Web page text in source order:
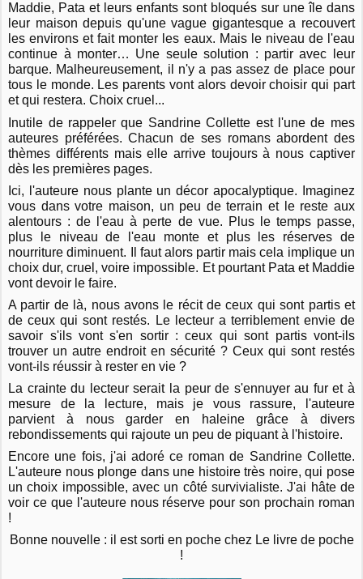
Maddie, Pata et leurs enfants sont bloqués sur une île dans
leur maison depuis qu'une vague gigantesque a recouvert
les environs et fait monter les eaux. Mais le niveau de l'eau
continue à monter… Une seule solution : partir avec leur
barque. Malheureusement, il n'y a pas assez de place pour
tous le monde. Les parents vont alors devoir choisir qui part
et qui restera. Choix cruel...
Inutile de rappeler que Sandrine Collette est l'une de mes
auteures préférées. Chacun de ses romans abordent des
thèmes différents mais elle arrive toujours à nous captiver
dès les premières pages.
Ici, l'auteure nous plante un décor apocalyptique. Imaginez
vous dans votre maison, un peu de terrain et le reste aux
alentours : de l'eau à perte de vue. Plus le temps passe,
plus le niveau de l'eau monte et plus les réserves de
nourriture diminuent. Il faut alors partir mais cela implique un
choix dur, cruel, voire impossible. Et pourtant Pata et Maddie
vont devoir le faire.
A partir de là, nous avons le récit de ceux qui sont partis et
de ceux qui sont restés. Le lecteur a terriblement envie de
savoir s'ils vont s'en sortir : ceux qui sont partis vont-ils
trouver un autre endroit en sécurité ? Ceux qui sont restés
vont-ils réussir à rester en vie ?
La crainte du lecteur serait la peur de s'ennuyer au fur et à
mesure de la lecture, mais je vous rassure, l'auteure
parvient à nous garder en haleine grâce à divers
rebondissements qui rajoute un peu de piquant à l'histoire.
Encore une fois, j'ai adoré ce roman de Sandrine Collette.
L'auteure nous plonge dans une histoire très noire, qui pose
un choix impossible, avec un côté survivialiste. J'ai hâte de
voir ce que l'auteure nous réserve pour son prochain roman
!
Bonne nouvelle : il est sorti en poche chez Le livre de poche
!